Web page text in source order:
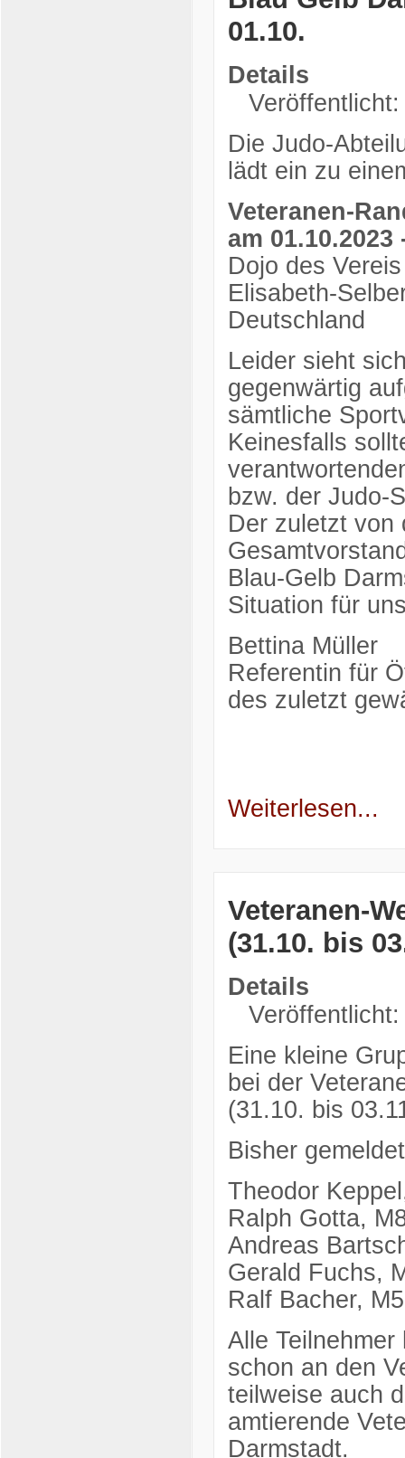
01.10.
Details
Die Judo-
lädt ein zu
Veteranen-
am
Dojo des
Elisabeth-
Deutschland
Leider sieht
gegenwärtig
sämtliche
Keinesfalls
bzw. der Judo-
Der zuletzt von
Blau-Gelb
Situation für
Bettina Müller
Referentin für
des zuletzt
Weiterlesen...
Veteranen-
(31.10. bis
Details
Eine kleine
bei der
(31.10. bis
Bisher
Theodor
Ralph Gotta,
Andreas
Gerald Fuchs,
Ralf Bacher,
Alle
schon an den
teilweise auch
amtierende
Darmstadt.